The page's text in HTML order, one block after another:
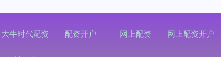
大牛时代配资 配资开户 网上配资 网上配资开户